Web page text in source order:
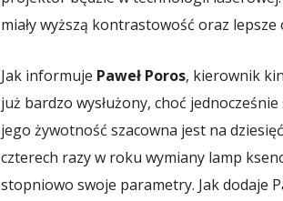
miały wyższą kontrastowość oraz
Jak informuje Paweł Poros, kierownik
już bardzo wysłużony, choć
jego żywotność szacowna jest na
czterech razy w roku wymiany lamp
stopniowo swoje parametry. Jak dodaje